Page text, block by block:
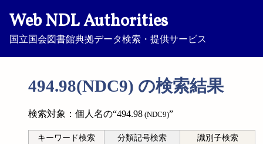
Web NDL Authorities
国立国会図書館典拠データ検索・提供サービス
494.98(NDC9) の検索結果
検索対象：個人名の“494.98 (NDC9)”
キーワード検索 分類記号検索 識別子検索